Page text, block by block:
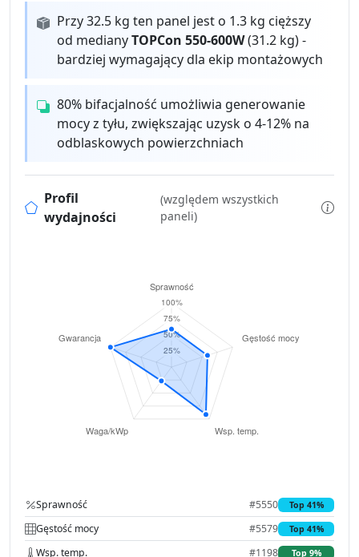
Przy 32.5 kg ten panel jest o 1.3 kg cięższy
od medianyTOPCon 550-600W(31.2 kg) -
bardziej wymagający dla ekip montażowych
80% bifacjalność umożliwia generowanie
mocy z tyłu, zwiększając uzysk o 4-12% na
odblaskowych powierzchniach
Profil
wydajności
(względem wszystkich
paneli)
Sprawność #5550 Top 41%
Gęstość mocy #5579 Top 41%
Wsp. temp. #1198 Top 9%